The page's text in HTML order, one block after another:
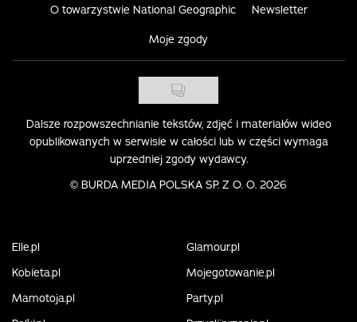
O towarzystwie National Geographic Newsletter
Moje zgody
Dalsze rozpowszechnianie tekstów, zdjęć i materiałów wideo
opublikowanych w serwisie w całości lub w części wymaga
uprzedniej zgody wydawcy.
© BURDA MEDIA POLSKA SP. Z O. O. 2026
Elle.pl
Glamour.pl
Kobieta.pl
Mojegotowanie.pl
Mamotoja.pl
Party.pl